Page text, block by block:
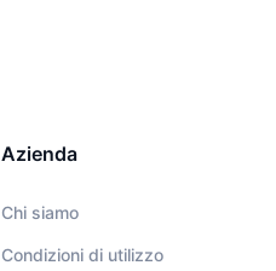
Azienda
Chi siamo
Condizioni di utilizzo